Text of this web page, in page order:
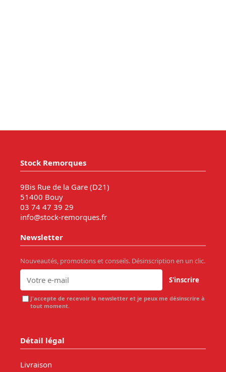
Stock Remorques
9Bis Rue de la Gare (D21)
51400 Bouy
03 74 47 39 29
info@stock-remorques.fr
Newsletter
Nouveautés, promotions et conseils. Désinscription en un clic.
S'inscrire
J'accepte de recevoir la newsletter et je peux me désinscrire à
tout moment.
Détail légal
Livraison